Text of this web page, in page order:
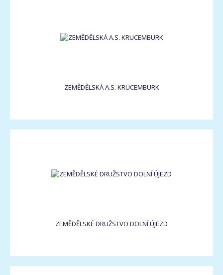
ZEMĚDĚLSKÁ A.S. KRUCEMBURK
ZEMĚDĚLSKÉ DRUŽSTVO DOLNÍ ÚJEZD